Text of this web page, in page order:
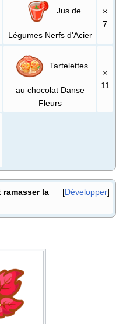
Jus de
Légumes Nerfs d'Acier
×
7
Tartelettes
au chocolat Danse
Fleurs
×
11
Développer
la